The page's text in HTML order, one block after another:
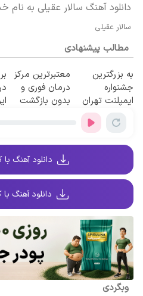
دانلود آهنگ سالار عقیلی به
سالار عقیلی
مطالب پیشنهادی
به بزرگترین
جشنواره
ایمپلنت تهران
سر بزنید ! |
فقط ۲۵ میلیون
معتبرترین مرکز
درمان فوری و
بدون بازگشت
دانلود آهنگ
دانلود آهنگ
وبگردی